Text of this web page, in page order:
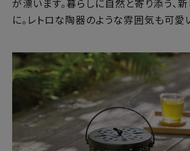
が漂います。暮らしに自然と寄り添う、
に。レトロな陶器のような雰囲気も可愛